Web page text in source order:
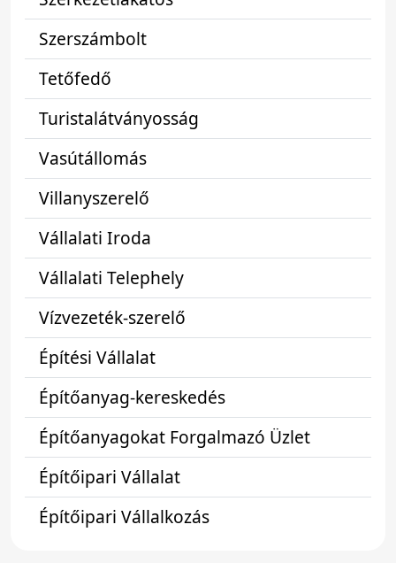
Szerszámbolt
Tetőfedő
Turistalátványosság
Vasútállomás
Villanyszerelő
Vállalati Iroda
Vállalati Telephely
Vízvezeték-szerelő
Építési Vállalat
Építőanyag-kereskedés
Építőanyagokat Forgalmazó Üzlet
Építőipari Vállalat
Építőipari Vállalkozás